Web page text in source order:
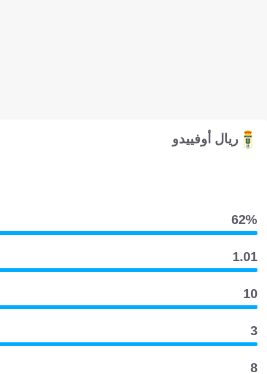
ريال أوفييدو
62‎%‎
1.01
10
3
8